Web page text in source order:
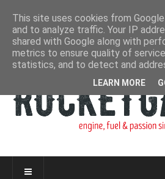
This site uses cookies from
and to analyze traffic. Your IP
shared with Google along with
metrics to ensure quality of
statistics, and to detect and
LEARN MORE